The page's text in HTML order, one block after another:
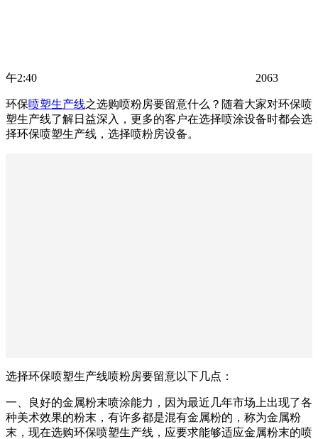
午2:40 2063
环保喷塑生产线之选购喷粉房要留意什么？随着大家对环保喷
塑生产线了解日益深入，更多的客户在选择喷涂设备时都会选
择环保喷塑生产线，选择喷粉房设备。
选择环保喷塑生产线喷粉房要留意以下几点：
一、良好的金属粉末喷涂能力，因为最近几年市场上出现了各
种美术效果的粉末，有许多都是混有金属粉的，称为金属粉
末，现在选购环保喷塑生产线，应要求能够适应金属粉末的喷